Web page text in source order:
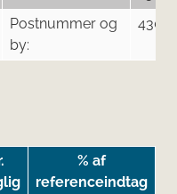
Postnummer og
by:
4305
% af
referenceindtag